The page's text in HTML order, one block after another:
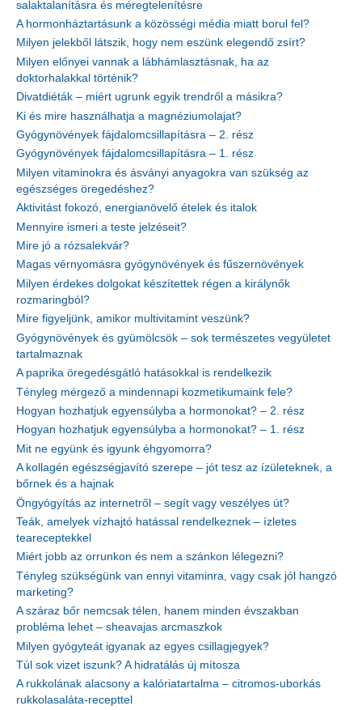
salaktalanításra és méregtelenítésre
A hormonháztartásunk a közösségi média miatt borul fel?
Milyen jelekből látszik, hogy nem eszünk elegendő zsírt?
Milyen előnyei vannak a lábhámlasztásnak, ha az
doktorhalakkal történik?
Divatdiéták – miért ugrunk egyik trendről a másikra?
Ki és mire használhatja a magnéziumolajat?
Gyógynövények fájdalomcsillapításra – 2. rész
Gyógynövények fájdalomcsillapításra – 1. rész
Milyen vitaminokra és ásványi anyagokra van szükség az
egészséges öregedéshez?
Aktivitást fokozó, energianövelő ételek és italok
Mennyire ismeri a teste jelzéseit?
Mire jó a rózsalekvár?
Magas vérnyomásra gyógynövények és fűszernövények
Milyen érdekes dolgokat készítettek régen a királynők
rozmaringból?
Mire figyeljünk, amikor multivitamint veszünk?
Gyógynövények és gyümölcsök – sok természetes vegyületet
tartalmaznak
A paprika öregedésgátló hatásokkal is rendelkezik
Tényleg mérgező a mindennapi kozmetikumaink fele?
Hogyan hozhatjuk egyensúlyba a hormonokat? – 2. rész
Hogyan hozhatjuk egyensúlyba a hormonokat? – 1. rész
Mit ne együnk és igyunk éhgyomorra?
A kollagén egészségjavító szerepe – jót tesz az ízületeknek, a
bőrnek és a hajnak
Öngyógyítás az internetről – segít vagy veszélyes út?
Teák, amelyek vízhajtó hatással rendelkeznek – ízletes
teareceptekkel
Miért jobb az orrunkon és nem a szánkon lélegezni?
Tényleg szükségünk van ennyi vitaminra, vagy csak jól hangzó
marketing?
A száraz bőr nemcsak télen, hanem minden évszakban
probléma lehet – sheavajas arcmaszkok
Milyen gyógyteát igyanak az egyes csillagjegyek?
Túl sok vizet iszunk? A hidratálás új mítosza
A rukkolának alacsony a kalóriatartalma – citromos-uborkás
rukkolasaláta-recepttel